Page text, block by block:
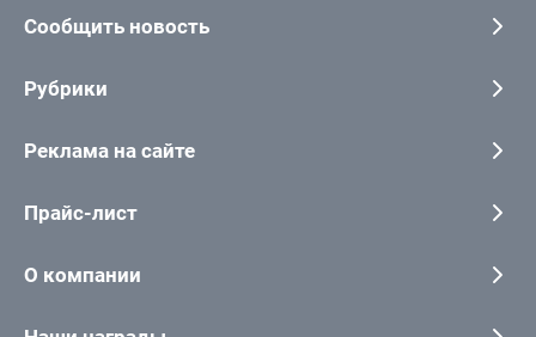
Сообщить новость
Рубрики
Реклама на сайте
Прайс-лист
О компании